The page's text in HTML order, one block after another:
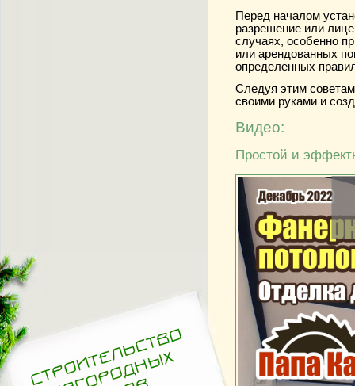
Перед началом
разрешение или
случаях, особенно
или арендованных
определенных
Следуя этим
своими руками и
Видео:
Простой и